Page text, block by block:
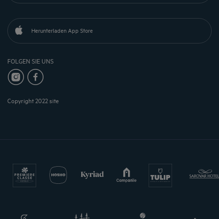
Herunterladen App Store
FOLGEN SIE UNS
Copyright 2022 site